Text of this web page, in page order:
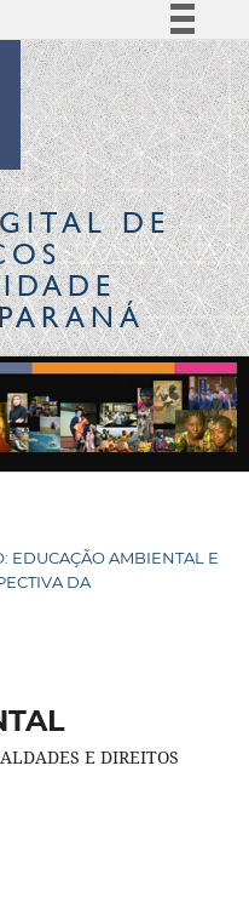
Simplifique!
Comunica BR
Participe
Acesso à informação
Legislação
CanaisDE
EDUCAÇÃO AMBIENTAL E
DA
E DIREITOS